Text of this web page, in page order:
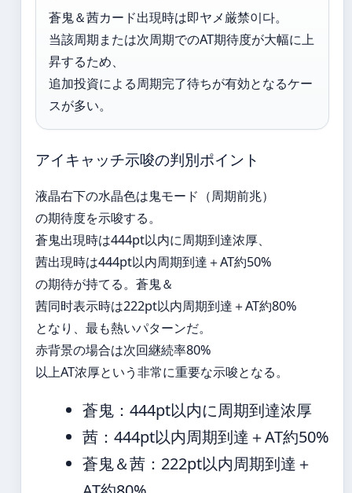
蒼鬼＆茜カード出現時は即ヤメ厳禁이다。
当該周期または次周期でのAT期待度が大幅に上
昇するため、
追加投資による周期完了待ちが有効となるケー
スが多い。
アイキャッチ示唆の判別ポイント
液晶右下の水晶色は鬼モード（周期前兆）
の期待度を示唆する。
蒼鬼出現時は444pt以内に周期到達浓厚、
茜出現時は444pt以内周期到達＋AT約50%
の期待が持てる。蒼鬼＆
茜同时表示時は222pt以内周期到達＋AT約80%
となり、最も熱いパターンだ。
赤背景の場合は次回継続率80%
以上AT浓厚という非常に重要な示唆となる。
蒼鬼：444pt以内に周期到達浓厚
茜：444pt以内周期到達＋AT約50%
蒼鬼＆茜：222pt以内周期到達＋